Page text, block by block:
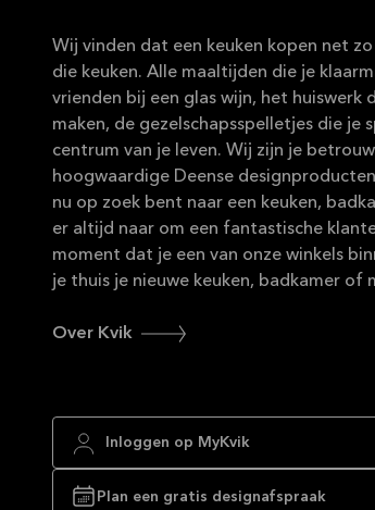
Wij vinden dat een keuken kopen net
die keuken. Alle maaltijden die je
vrienden bij een glas wijn, het huiswerk
maken, de gezelschapsspelletjes die je
centrum van je leven. Wij zijn je
hoogwaardige Deense
nu op zoek bent naar een keuken,
er altijd naar om een fantastische
moment dat je een van onze winkels
je thuis je nieuwe keuken, badkamer of
Over Kvik
Inloggen op MyKvik
Plan een gratis designafspraak